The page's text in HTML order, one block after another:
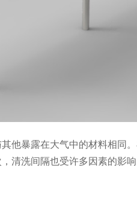
他暴露在大气中的材料相同
清洗间隔也受许多因素的影